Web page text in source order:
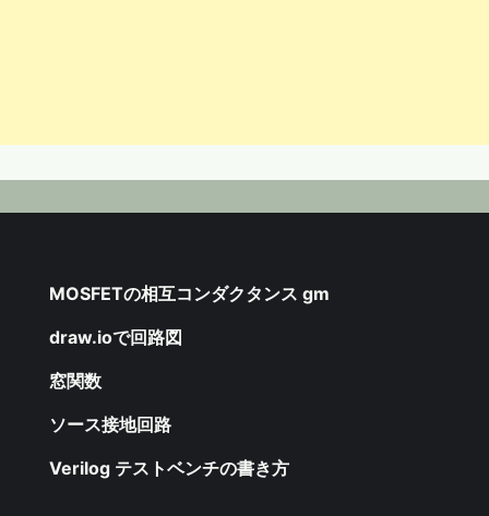
MOSFETの相互コンダクタンス gm
draw.ioで回路図
窓関数
ソース接地回路
Verilog テストベンチの書き方